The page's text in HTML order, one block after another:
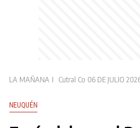
LA MAÑANA Cutral Co 06 DE JULIO
NEUQUÉN